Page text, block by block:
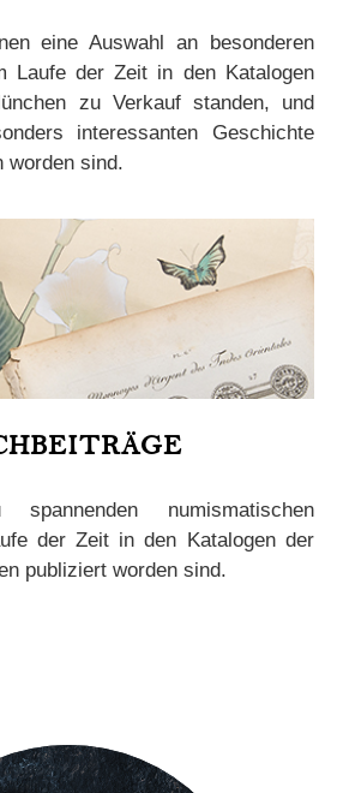
eine Auswahl an besonderen
Laufe der Zeit in den Katalogen
zu Verkauf standen, und
interessanten Geschichte
worden sind.
spannenden numismatischen
der Zeit in den Katalogen der
publiziert worden sind.